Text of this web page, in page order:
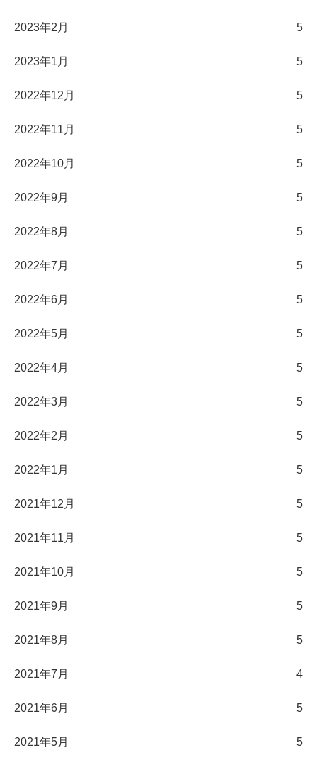
2023年2月 5
2023年1月 5
2022年12月 5
2022年11月 5
2022年10月 5
2022年9月 5
2022年8月 5
2022年7月 5
2022年6月 5
2022年5月 5
2022年4月 5
2022年3月 5
2022年2月 5
2022年1月 5
2021年12月 5
2021年11月 5
2021年10月 5
2021年9月 5
2021年8月 5
2021年7月 4
2021年6月 5
2021年5月 5